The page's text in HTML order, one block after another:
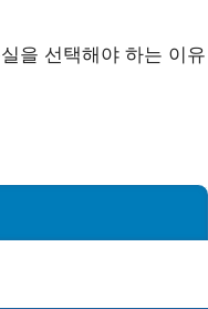
을 선택해야 하는 이유